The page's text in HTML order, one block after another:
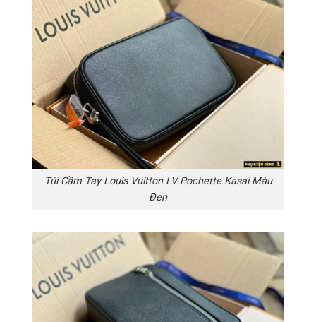
Túi Cầm Tay Louis Vuitton LV Pochette Kasai Màu
Đen